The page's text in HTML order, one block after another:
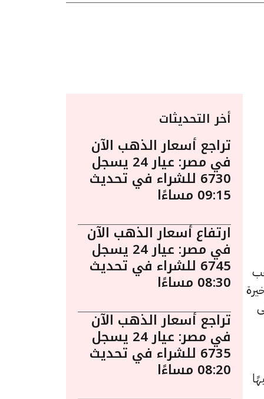
يُعد الذهب
جنيهًا للبيع و 8120 جنيهًا
أخر التحديثات
تراجع أسعار الذهب الآن
في مصر: عيار 24 يسجل
6730 للشراء في تحديث
09:15 مساءًا
ارتفاع أسعار الذهب الآن
في مصر: عيار 24 يسجل
6745 للشراء في تحديث
08:30 مساءًا
تراجع أسعار الذهب الآن
في مصر: عيار 24 يسجل
6735 للشراء في تحديث
08:20 مساءًا